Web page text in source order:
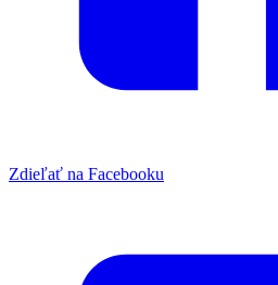
Zdieľať na Facebooku